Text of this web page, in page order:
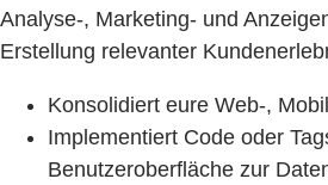
Analyse-, Marketing- und
Erstellung relevanter
Konsolidiert eure Web-,
Implementiert Code oder
Benutzeroberfläche zur